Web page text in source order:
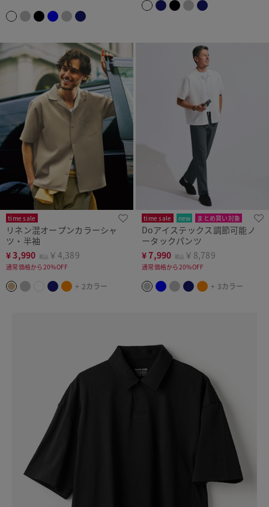
time sale
リネン混オープンカラーシャ
ツ・半袖
¥3,990 税込 ￥4,389
通常価格から20%OFF
+ 2カラー
time sale new まとめ買い対象
Doアイステックス調節可能ノ
ータックパンツ
¥7,990 税込 ￥8,789
通常価格から20%OFF
+ 3カラー